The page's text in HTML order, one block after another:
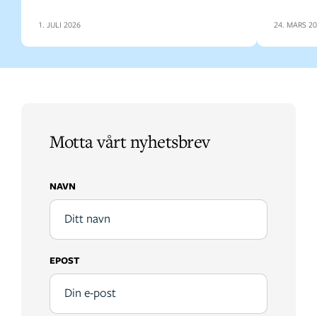
1. JULI 2026 24. MARS
Motta vårt nyhetsbrev
NAVN
EPOST